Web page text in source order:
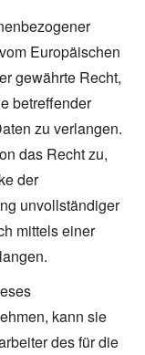
Europäischen
gewährte Recht,
betreffender
zu verlangen.
das Recht zu,
der
unvollständiger
mittels einer
kann sie
des für die